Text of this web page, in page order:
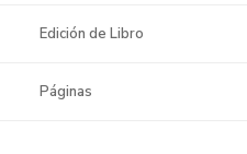
Edición de Libro
Páginas